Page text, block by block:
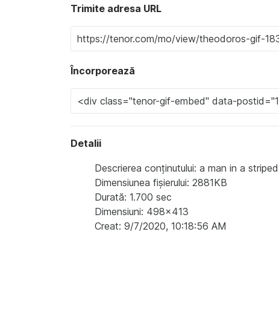
Trimite adresa URL
Încorporează
Detalii
Descrierea conținutului: a man in a
Dimensiunea fișierului: 2881KB
Durată: 1.700 sec
Dimensiuni: 498x413
Creat: 9/7/2020, 10:18:56 AM